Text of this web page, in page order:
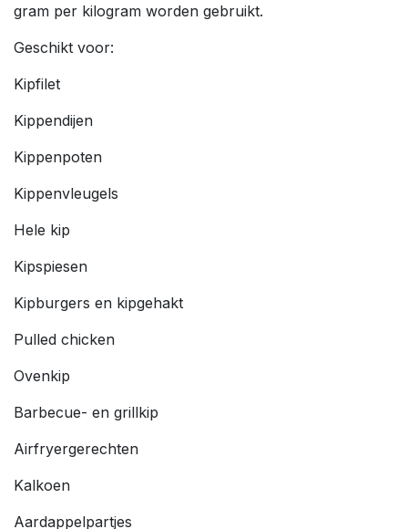
gram per kilogram worden gebruikt.
Geschikt voor:
Kipfilet
Kippendijen
Kippenpoten
Kippenvleugels
Hele kip
Kipspiesen
Kipburgers en kipgehakt
Pulled chicken
Ovenkip
Barbecue- en grillkip
Airfryergerechten
Kalkoen
Aardappelpartjes